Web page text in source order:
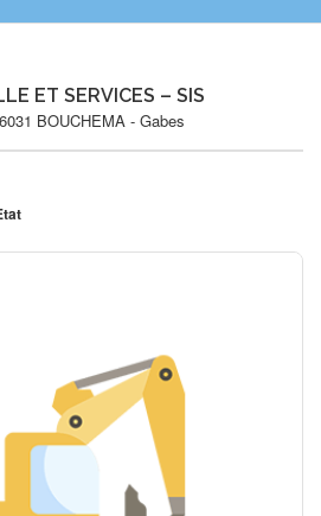
ET SERVICES – SIS
BOUCHEMA - Gabes